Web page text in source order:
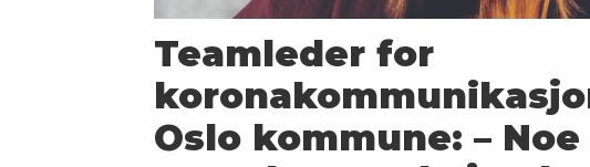
Teamleder for
Oslo kommune: –